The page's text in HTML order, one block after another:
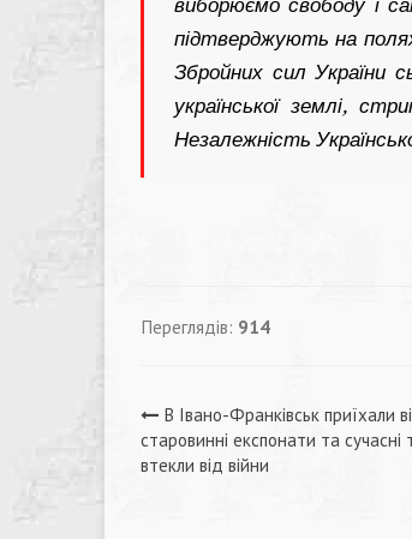
виборюємо свободу і
підтверджують на
Збройних сил України
української землі,
Незалежність
Переглядів: 914
Навігація
записів
В Івано-Франківськ приїхали
старовинні експонати та сучасні
втекли від війни